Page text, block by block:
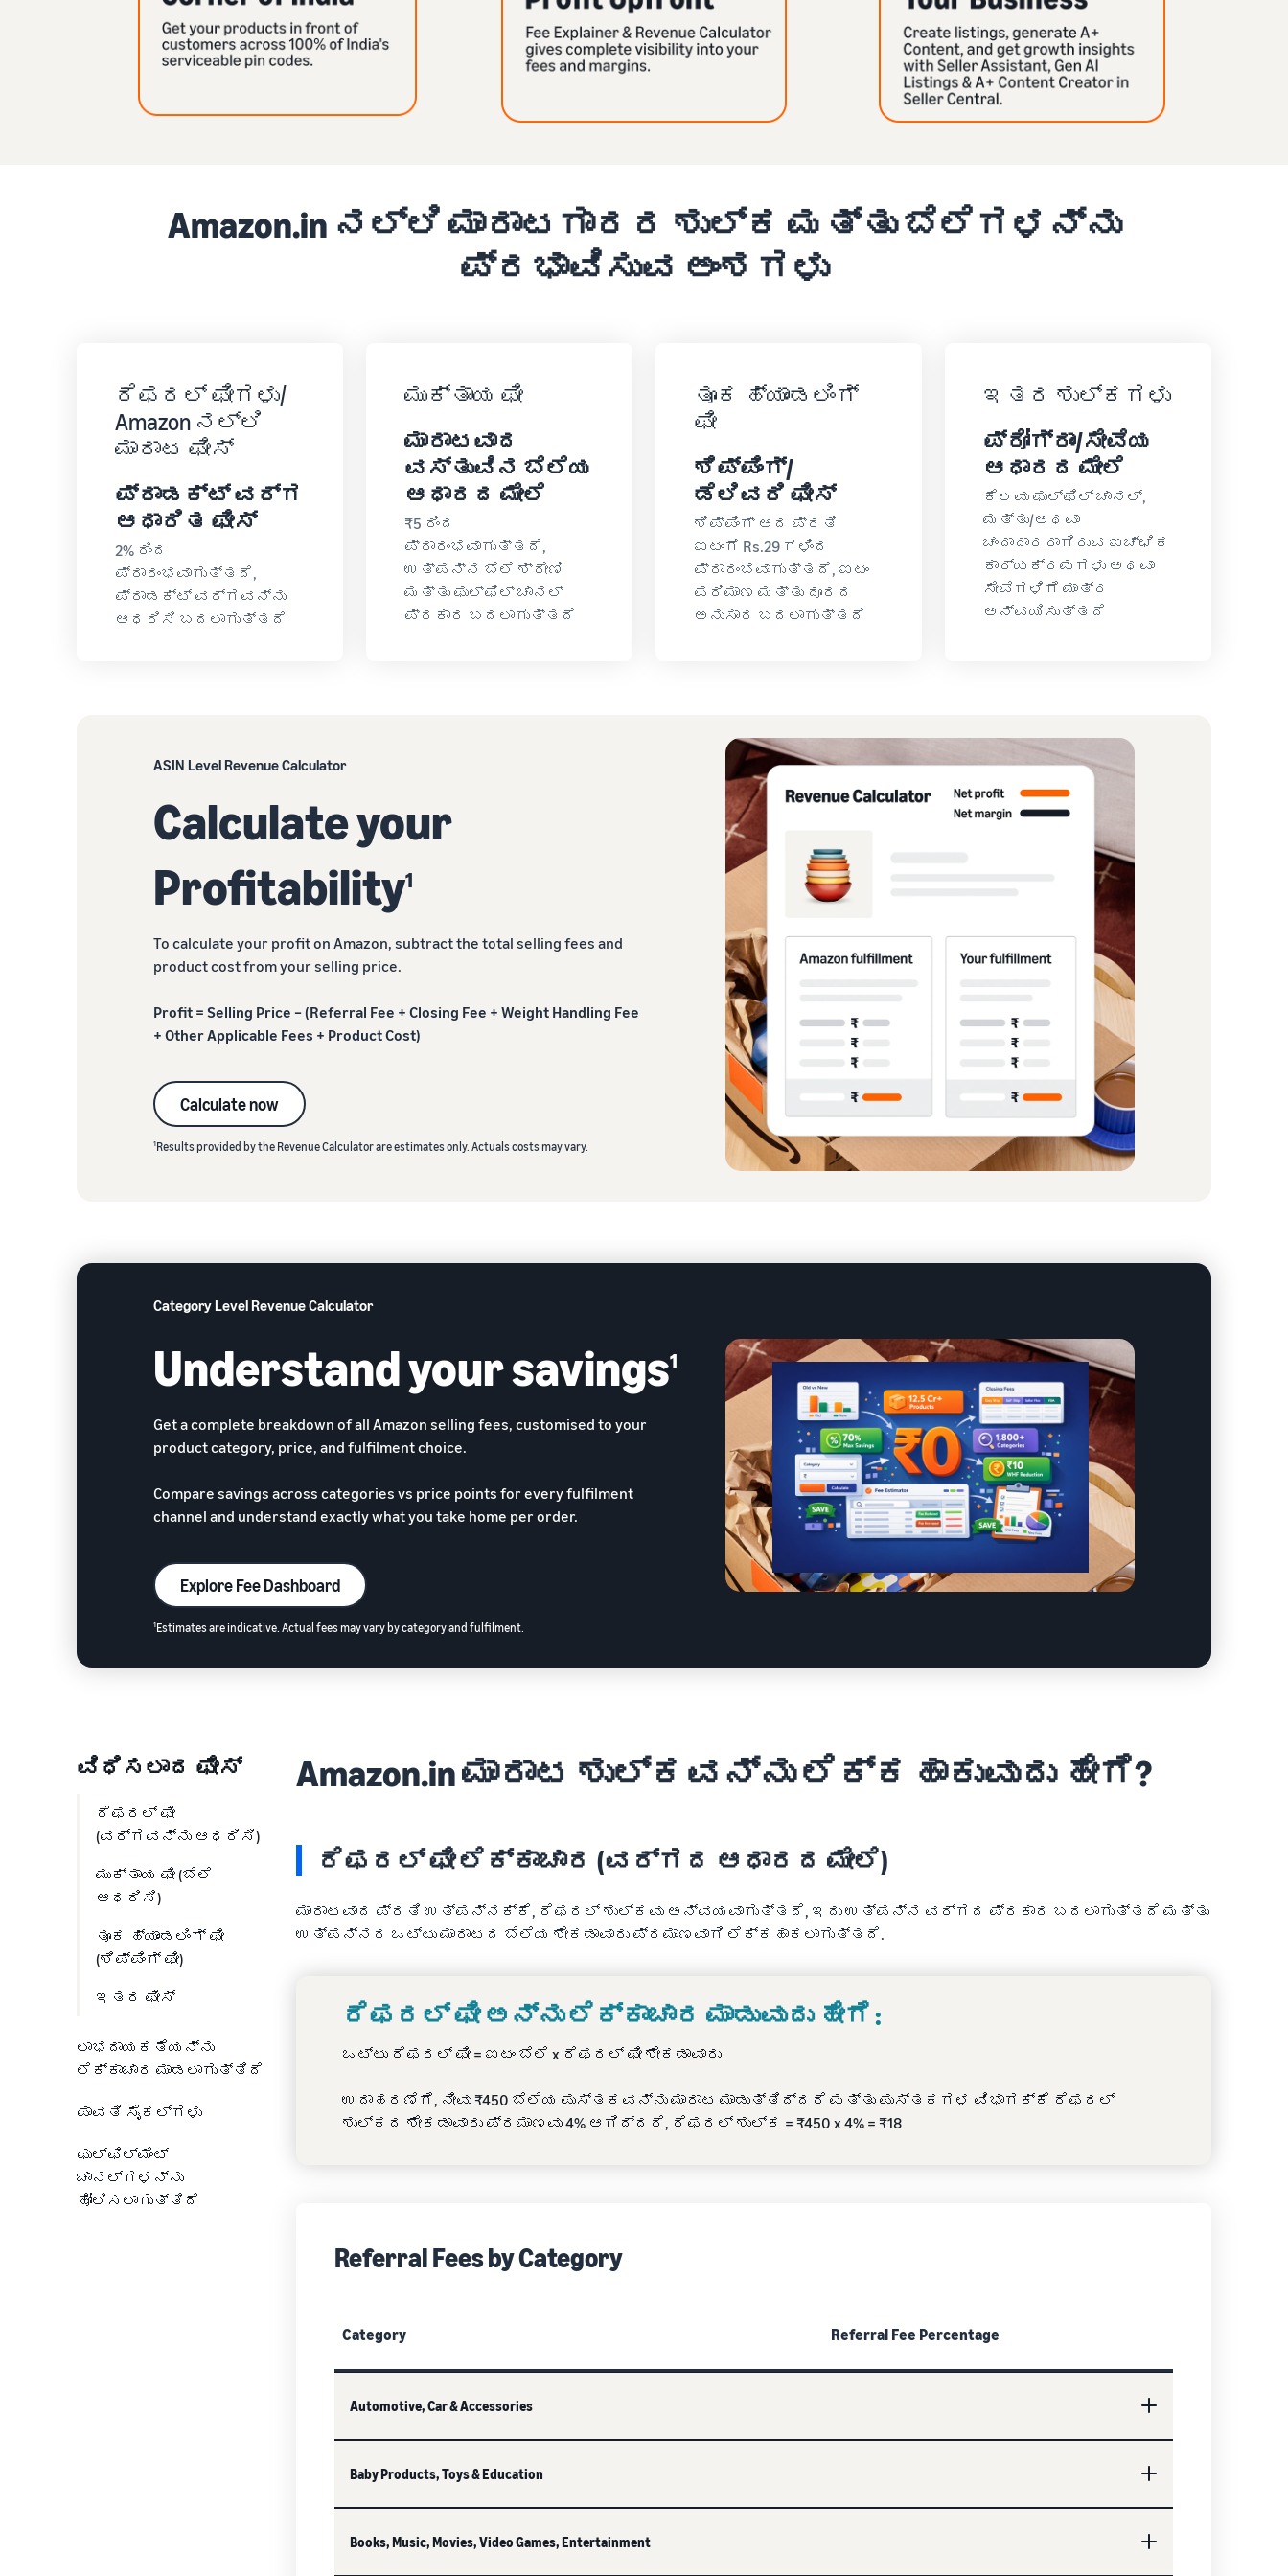
Amazon.in ನಲ್ಲಿ ಮಾರಾಟಗಾರರ ಶುಲ್ಕ ಮತ್ತು ಬೆಲೆಗಳನ್ನು
ಪ್ರಭಾವಿಸುವ ಅಂಶಗಳು
ರೆಫರಲ್ ಫೀಗಳು/
Amazon ನಲ್ಲಿ
ಮಾರಾಟ ಫೀಸ್
ಪ್ರಾಡಕ್ಟ್ ವರ್ಗ
ಆಧಾರಿತ ಫೀಸ್
2% ರಿಂದ
ಪ್ರಾರಂಭವಾಗುತ್ತದೆ,
ಪ್ರಾಡಕ್ಟ್ ವರ್ಗವನ್ನು
ಆಧರಿಸಿ ಬದಲಾಗುತ್ತದೆ
ಮುಕ್ತಾಯ ಫೀ
ಮಾರಾಟವಾದ
ವಸ್ತುವಿನ ಬೆಲೆಯ
ಆಧಾರದ ಮೇಲೆ
₹5 ರಿಂದ
ಪ್ರಾರಂಭವಾಗುತ್ತದೆ,
ಉತ್ಪನ್ನ ಬೆಲೆ ಶ್ರೇಣಿ
ಮತ್ತು ಫುಲ್‌ಫಿಲ್ ಚಾನಲ್
ಪ್ರಕಾರ ಬದಲಾಗುತ್ತದೆ
ತೂಕ ಹ್ಯಾಂಡಲಿಂಗ್
ಫೀ
ಶಿಪ್ಪಿಂಗ್/
ಡೆಲಿವರಿ ಫೀಸ್
ಶಿಪ್ಪಿಂಗ್ ಆದ ಪ್ರತಿ
ಐಟಂಗೆ Rs.29 ಗಳಿಂದ
ಪ್ರಾರಂಭವಾಗುತ್ತದೆ, ಐಟಂ
ಪರಿಮಾಣ ಮತ್ತು ದೂರದ
ಅನುಸಾರ ಬದಲಾಗುತ್ತದೆ
ಇತರ ಶುಲ್ಕಗಳು
ಪ್ರೋಗ್ರಾಂ/ಸೇವೆಯ
ಆಧಾರದ ಮೇಲೆ
ಕೆಲವು ಫುಲ್‌ಫಿಲ್ ಚಾನಲ್,
ಮತ್ತು/ಅಥವಾ
ಚಂದಾದಾರರಾಗಿರುವ ಐಚ್ಛಿಕ
ಕಾರ್ಯಕ್ರಮಗಳು ಅಥವಾ
ಸೇವೆಗಳಿಗೆ ಮಾತ್ರ
ಅನ್ವಯಿಸುತ್ತದೆ
ASIN Level Revenue Calculator
Calculate your
Profitability1
To calculate your profit on Amazon, subtract the total selling fees and
product cost from your selling price.
Profit = Selling Price – (Referral Fee + Closing Fee + Weight Handling Fee
+ Other Applicable Fees + Product Cost)
Calculate now
1Results provided by the Revenue Calculator are estimates only. Actuals costs may vary.
Category Level Revenue Calculator
Understand your savings1
Get a complete breakdown of all Amazon selling fees, customised to your
product category, price, and fulfilment choice.
Compare savings across categories vs price points for every fulfilment
channel and understand exactly what you take home per order.
Explore Fee Dashboard
1Estimates are indicative. Actual fees may vary by category and fulfilment.
ವಿಧಿಸಲಾದ ಫೀಸ್
ರೆಫರಲ್ ಫೀ
(ವರ್ಗವನ್ನು ಆಧರಿಸಿ)
ಮುಕ್ತಾಯ ಫೀ (ಬೆಲೆ
ಆಧರಿಸಿ)
ತೂಕ ಹ್ಯಾಂಡಲಿಂಗ್ ಫೀ
(ಶಿಪ್ಪಿಂಗ್ ಫೀ)
ಇತರ ಫೀಸ್
ಲಾಭದಾಯಕತೆಯನ್ನು
ಲೆಕ್ಕಾಚಾರ ಮಾಡಲಾಗುತ್ತಿದೆ
ಪಾವತಿ ಸೈಕಲ್‌ಗಳು
ಫುಲ್‌ಫಿಲ್ಮೆಂಟ್
ಚಾನಲ್‌ಗಳನ್ನು
ಹೋಲಿಸಲಾಗುತ್ತಿದೆ
Amazon.in ಮಾರಾಟ ಶುಲ್ಕವನ್ನು ಲೆಕ್ಕಹಾಕುವುದು ಹೇಗೆ?
ರೆಫರಲ್ ಫೀ ಲೆಕ್ಕಾಚಾರ (ವರ್ಗದ ಆಧಾರದ ಮೇಲೆ)
ಮಾರಾಟವಾದ ಪ್ರತಿ ಉತ್ಪನ್ನಕ್ಕೆ, ರೆಫರಲ್ ಶುಲ್ಕವು ಅನ್ವಯವಾಗುತ್ತದೆ, ಇದು ಉತ್ಪನ್ನ ವರ್ಗದ ಪ್ರಕಾರ ಬದಲಾಗುತ್ತದೆ ಮತ್ತು
ಉತ್ಪನ್ನದ ಒಟ್ಟು ಮಾರಾಟದ ಬೆಲೆಯ ಶೇಕಡಾವಾರು ಪ್ರಮಾಣವಾಗಿ ಲೆಕ್ಕಹಾಕಲಾಗುತ್ತದೆ.
ರೆಫರಲ್ ಫೀ ಅನ್ನು ಲೆಕ್ಕಾಚಾರ ಮಾಡುವುದು ಹೇಗೆ :
ಒಟ್ಟು ರೆಫರಲ್ ಫೀ = ಐಟಂ ಬೆಲೆ x ರೆಫರಲ್ ಫೀ ಶೇಕಡಾವಾರು
ಉದಾಹರಣೆಗೆ, ನೀವು ₹450 ಬೆಲೆಯ ಪುಸ್ತಕವನ್ನು ಮಾರಾಟ ಮಾಡುತ್ತಿದ್ದರೆ ಮತ್ತು ಪುಸ್ತಕಗಳ ವಿಭಾಗಕ್ಕೆ ರೆಫರಲ್
ಶುಲ್ಕದ ಶೇಕಡಾವಾರು ಪ್ರಮಾಣವು 4% ಆಗಿದ್ದರೆ, ರೆಫರಲ್ ಶುಲ್ಕ = ₹450 x 4% = ₹18
Referral Fees by Category
Category Referral Fee Percentage
Automotive, Car & Accessories
Baby Products, Toys & Education
Books, Music, Movies, Video Games, Entertainment